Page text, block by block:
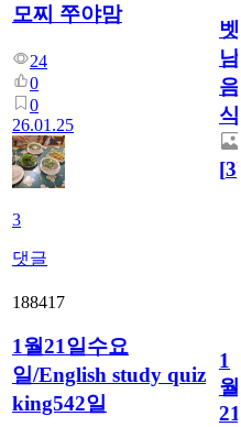
모찌 쭈야맘
24
0
0
26.01.25
3
댓글
벳
남
음
식
[3]
188417
1월21일수요
일/English study quiz
king542일
1
월
21